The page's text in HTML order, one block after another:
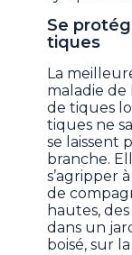
Se
tiques
La
maladie de
de tiques
tiques ne
se laissent
branche.
s’agripper
de
hautes,
dans un
boisé, sur